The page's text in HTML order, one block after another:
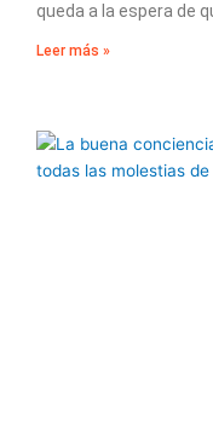
queda a la espera de
Leer más »